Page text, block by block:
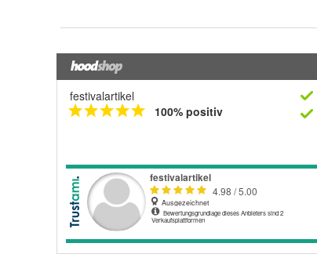
festivalartikel
100% positiv